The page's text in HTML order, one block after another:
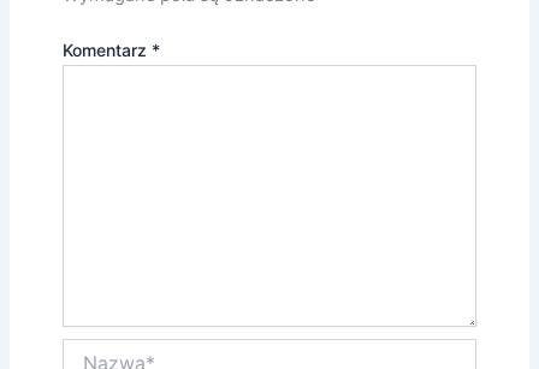
Komentarz *